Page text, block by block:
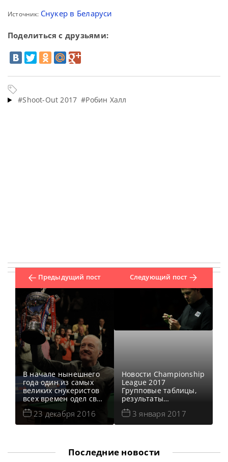
Источник: Снукер в Беларуси
Поделиться с друзьями:
#Shoot-Out 2017 #Робин Халл
Предыдущий пост
В начале нынешнего
года один из самых
великих снукеристов
всех времен одел свой
игровой жилет в
последний раз. 2016
год подходит к концу и
шестикратного
чемпиона мира,
23 декабря 2016
Следующий пост
Новости Championship
League 2017
Групповые таблицы,
результаты
Championship League
2017 Онлайн
трансляции
2017 Видео матча
3 января 2017
Последние новости